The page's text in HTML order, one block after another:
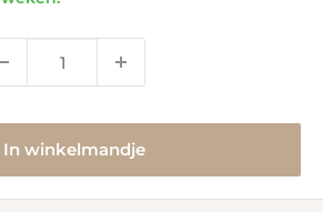
In winkelmandje